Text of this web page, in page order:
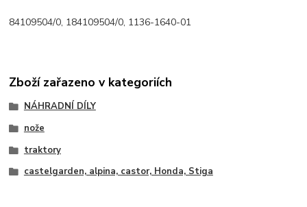
84109504/0, 184109504/0, 1136-1640-01
Zboží zařazeno v kategoriích
NÁHRADNÍ DÍLY
nože
traktory
castelgarden, alpina, castor, Honda, Stiga